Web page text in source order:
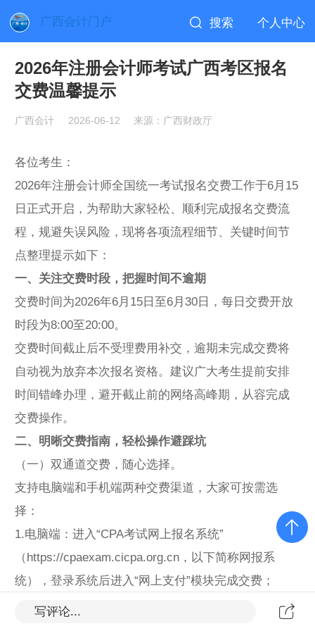
广西会计门户 搜索 个人中心
2026年注册会计师考试广西考区报名
交费温馨提示
广西会计 2026-06-12 来源：广西财政厅
各位考生：
2026年注册会计师全国统一考试报名交费工作于6月15
日正式开启，为帮助大家轻松、顺利完成报名交费流
程，规避失误风险，现将各项流程细节、关键时间节
点整理提示如下：
一、关注交费时段，把握时间不逾期
交费时间为2026年6月15日至6月30日，每日交费开放
时段为8:00至20:00。
交费时间截止后不受理费用补交，逾期未完成交费将
自动视为放弃本次报名资格。建议广大考生提前安排
时间错峰办理，避开截止前的网络高峰期，从容完成
交费操作。
二、明晰交费指南，轻松操作避踩坑
（一）双通道交费，随心选择。
支持电脑端和手机端两种交费渠道，大家可按需选
择：
1.电脑端：进入“CPA考试网上报名系统”
（https://cpaexam.cicpa.org.cn，以下简称网报系
统），登录系统后进入“网上支付”模块完成交费；
2.手机端：关注“中国注册会计师协会”公众号，通过
写评论...